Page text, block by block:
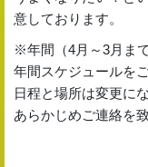
意しております。
※年間（4月～3月ま
年間スケジュールを
日程と場所は変更に
あらかじめご連絡を